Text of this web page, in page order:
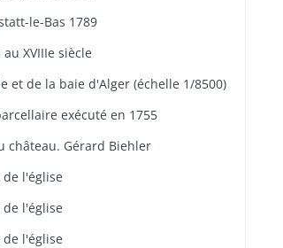
le-Bas 1789
XVIIIe siècle
et de la baie d'Alger (échelle 1/8500)
exécuté en 1755
château. Gérard Biehler
l'église
l'église
l'église